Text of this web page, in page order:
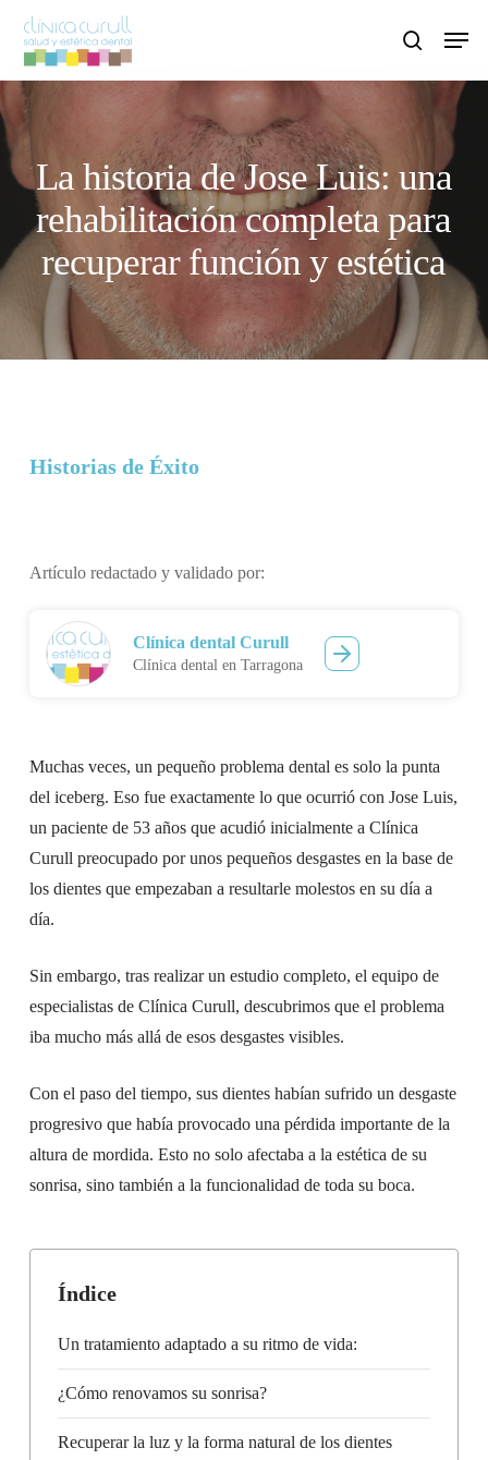
search
Menu
La historia de Jose Luis: una
rehabilitación completa para
recuperar función y estética
Historias de Éxito
Artículo redactado y validado por:
Clínica dental Curull
Clínica dental en Tarragona
Muchas veces, un pequeño problema dental es solo la punta
del iceberg. Eso fue exactamente lo que ocurrió con Jose Luis,
un paciente de 53 años que acudió inicialmente a Clínica
Curull preocupado por unos pequeños desgastes en la base de
los dientes que empezaban a resultarle molestos en su día a
día.
Sin embargo, tras realizar un estudio completo, el equipo de
especialistas de Clínica Curull, descubrimos que el problema
iba mucho más allá de esos desgastes visibles.
Con el paso del tiempo, sus dientes habían sufrido un desgaste
progresivo que había provocado una pérdida importante de la
altura de mordida. Esto no solo afectaba a la estética de su
sonrisa, sino también a la funcionalidad de toda su boca.
Índice
Un tratamiento adaptado a su ritmo de vida:
¿Cómo renovamos su sonrisa?
Recuperar la luz y la forma natural de los dientes